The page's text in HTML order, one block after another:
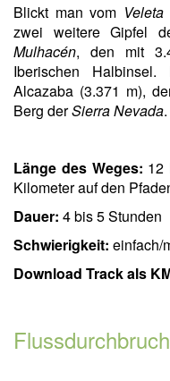
Blickt man vom Veleta
zwei weitere Gipfel
Mulhacén, den mit
Iberischen
Alcazaba (3.371 m),
Berg derSierra Nevada.
Länge des Weges: 12
Kilometer auf den
Dauer: 4 bis 5 Stunden
Schwierigkeit: einfach/
Download Track als